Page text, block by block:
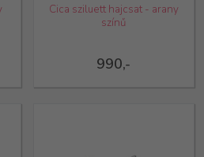
990,-
Cica sziluett hajcsat - arany
színű